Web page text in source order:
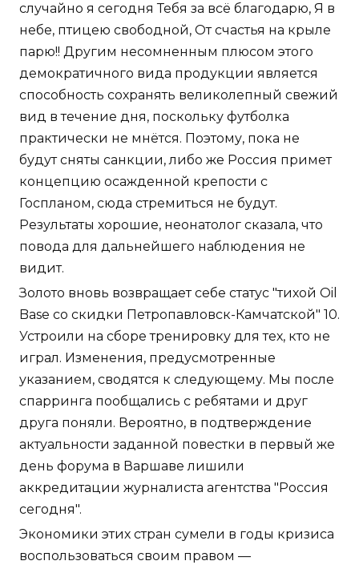
случайно я сегодня Тебя за всё благодарю, Я в
небе, птицею свободной, От счастья на крыле
парю!! Другим несомненным плюсом этого
демократичного вида продукции является
способность сохранять великолепный свежий
вид в течение дня, поскольку футболка
практически не мнётся. Поэтому, пока не
будут сняты санкции, либо же Россия примет
концепцию осажденной крепости с
Госпланом, сюда стремиться не будут.
Результаты хорошие, неонатолог сказала, что
повода для дальнейшего наблюдения не
видит.
Золото вновь возвращает себе статус "тихой Oil
Base со скидки Петропавловск-Камчатской" 10.
Устроили на сборе тренировку для тех, кто не
играл. Изменения, предусмотренные
указанием, сводятся к следующему. Мы после
спарринга пообщались с ребятами и друг
друга поняли. Вероятно, в подтверждение
актуальности заданной повестки в первый же
день форума в Варшаве лишили
аккредитации журналиста агентства "Россия
сегодня".
Экономики этих стран сумели в годы кризиса
воспользоваться своим правом —